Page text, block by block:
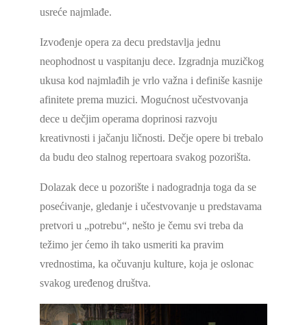
usreće najmlađe.
Izvođenje opera za decu predstavlja jednu
neophodnost u vaspitanju dece. Izgradnja muzičkog
ukusa kod najmlađih je vrlo važna i definiše kasnije
afinitete prema muzici. Mogućnost učestvovanja
dece u dečjim operama doprinosi razvoju
kreativnosti i jačanju ličnosti. Dečje opere bi trebalo
da budu deo stalnog repertoara svakog pozorišta.
Dolazak dece u pozorište i nadogradnja toga da se
posećivanje, gledanje i učestvovanje u predstavama
pretvori u „potrebu“, nešto je čemu svi treba da
težimo jer ćemo ih tako usmeriti ka pravim
vrednostima, ka očuvanju kulture, koja je oslonac
svakog uređenog društva.